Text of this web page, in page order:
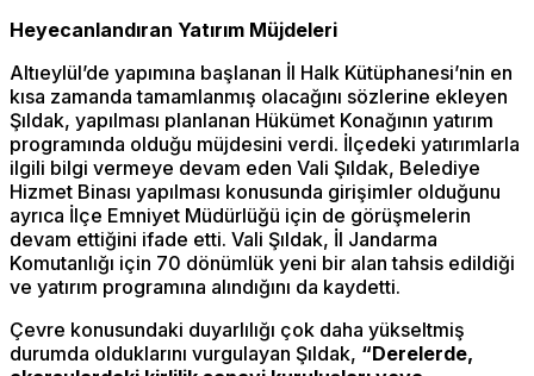
Heyecanlandıran Yatırım Müjdeleri
Altıeylül’de yapımına başlanan İl Halk Kütüphanesi’nin en
kısa zamanda tamamlanmış olacağını sözlerine ekleyen
Şıldak, yapılması planlanan Hükümet Konağının yatırım
programında olduğu müjdesini verdi. İlçedeki yatırımlarla
ilgili bilgi vermeye devam eden Vali Şıldak, Belediye
Hizmet Binası yapılması konusunda girişimler olduğunu
ayrıca İlçe Emniyet Müdürlüğü için de görüşmelerin
devam ettiğini ifade etti. Vali Şıldak, İl Jandarma
Komutanlığı için 70 dönümlük yeni bir alan tahsis edildiği
ve yatırım programına alındığını da kaydetti.
Çevre konusundaki duyarlılığı çok daha yükseltmiş
durumda olduklarını vurgulayan Şıldak, “Derelerde,